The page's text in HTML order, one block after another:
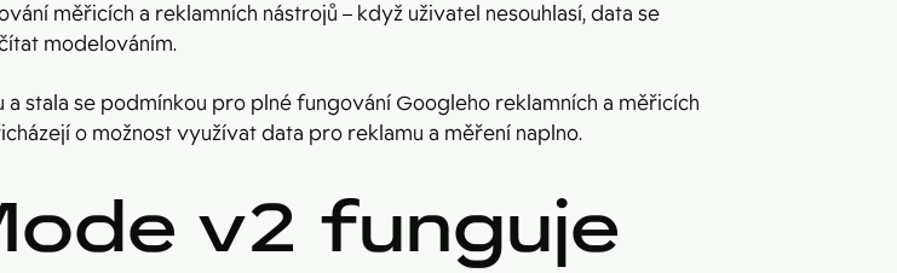
měřicích a reklamních nástrojů – když uživatel nesouhlasí, data se
modelováním.
stala se podmínkou pro plné fungování Googleho reklamních a měřicích
o možnost využívat data pro reklamu a měření naplno.
v2 funguje